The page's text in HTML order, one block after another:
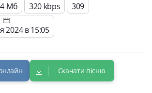
Мб 320 kbps 309
2024 в 15:05
Скачати пісню